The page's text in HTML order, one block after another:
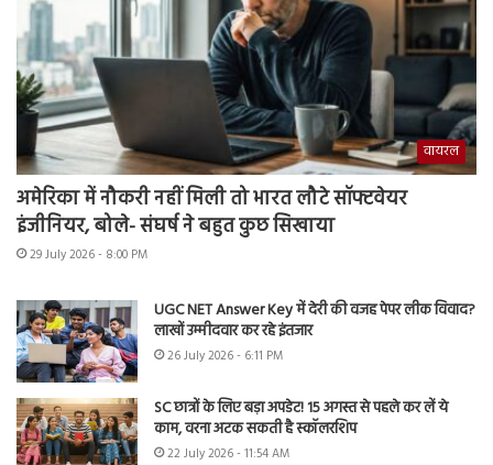
वायरल
अमेरिका में नौकरी नहीं मिली तो भारत लौटे सॉफ्टवेयर
इंजीनियर, बोले- संघर्ष ने बहुत कुछ सिखाया
29 July 2026 - 8:00 PM
UGC NET Answer Key में देरी की वजह पेपर लीक विवाद?
लाखों उम्मीदवार कर रहे इंतजार
26 July 2026 - 6:11 PM
SC छात्रों के लिए बड़ा अपडेट! 15 अगस्त से पहले कर लें ये
काम, वरना अटक सकती है स्कॉलरशिप
22 July 2026 - 11:54 AM